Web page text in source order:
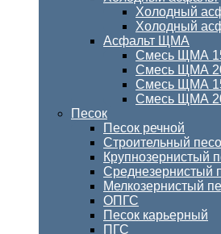
Холодный
Холодный
Асфальт ЩМА
Смесь ЩМА
Смесь ЩМА
Смесь ЩМА
Смесь ЩМА
Песок
Песок речной
Строительный
Крупнозернистый
Среднезернистый
Мелкозернистый
ОПГС
Песок карьерный
ПГС